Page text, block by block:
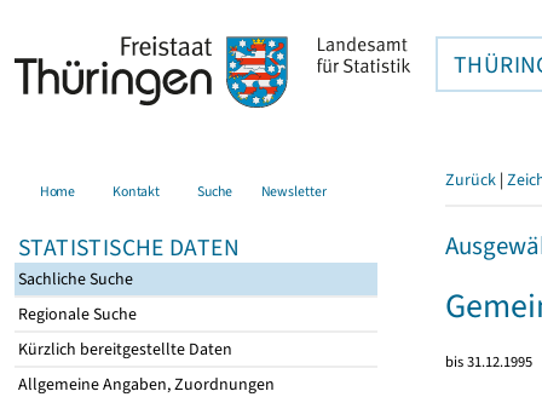
Home Kontakt Suche Newsletter
STATISTISCHE DATEN
Sachliche Suche
Regionale Suche
Kürzlich bereitgestellte Daten
Allgemeine Angaben, Zuordnungen
Zurück |
bis 31.12.1995